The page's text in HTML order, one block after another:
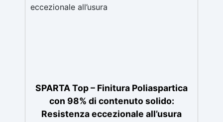
SPARTA Top – Finitura Poliaspartica
con 98% di contenuto solido:
Resistenza eccezionale all’usura